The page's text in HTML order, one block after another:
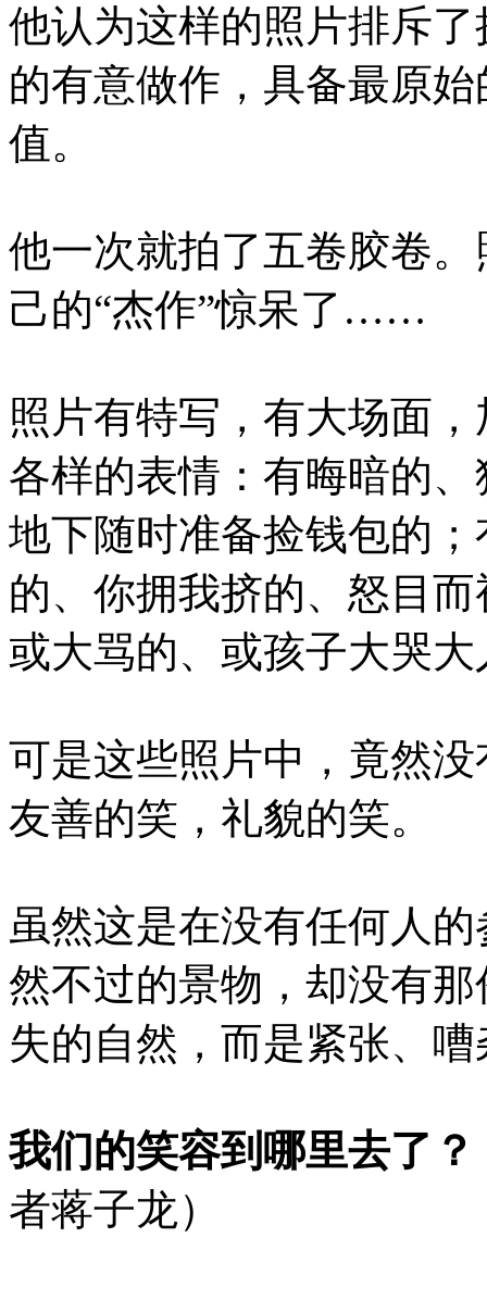
他认为这样的照片排斥
的有意做作，具备最原
值。
他一次就拍了五卷胶卷
己的“杰作”惊呆了……
照片有特写，有大场面
各样的表情：有晦暗的
地下随时准备捡钱包的
的、你拥我挤的、怒目
或大骂的、或孩子大哭
可是这些照片中，竟然
友善的笑，礼貌的笑。
虽然这是在没有任何人
然不过的景物，却没有
失的自然，而是紧张、
我们的笑容到哪里去了？
者蒋子龙）